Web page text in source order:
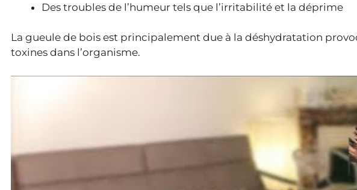
Des troubles de l’humeur tels que l’irritabilité et la déprime
La gueule de bois est principalement due à la déshydratation
toxines dans l’organisme.